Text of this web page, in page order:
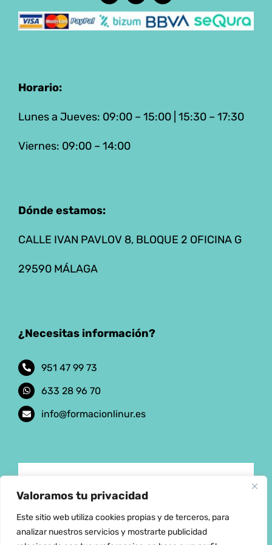
Valoramos tu privacidad
Este sitio web utiliza cookies propias y de terceros, para
analizar nuestros servicios y mostrarte publicidad
Horario:
Lunes a Jueves: 09:00 – 15:00 | 15:30 – 17:30
Viernes: 09:00 – 14:00
Dónde estamos:
CALLE IVAN PAVLOV 8, BLOQUE 2 OFICINA G
29590 MÁLAGA
¿Necesitas información?
951 47 99 73
633 28 96 70
info@formacionlinur.es
Política de privacidad